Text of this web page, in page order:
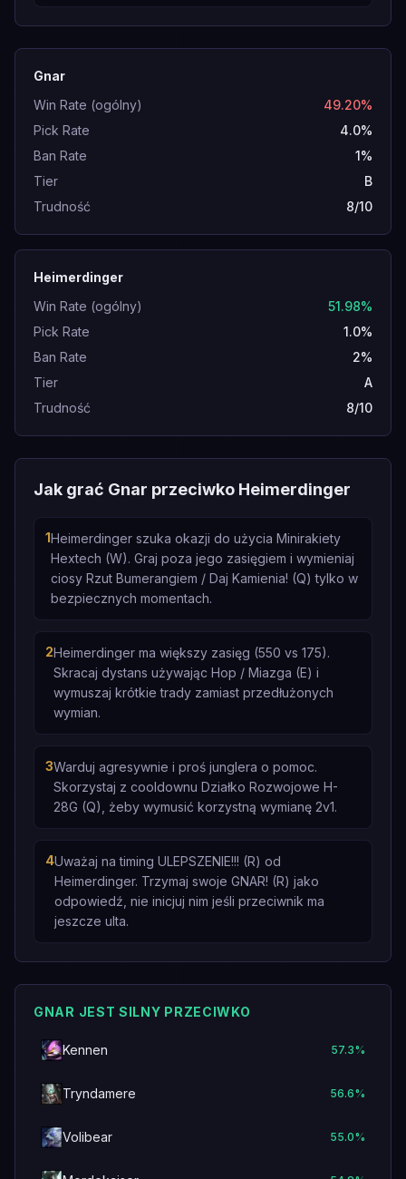
Gnar
Win Rate (ogólny)
49.20%
Pick Rate
4.0%
Ban Rate
1%
Tier
B
Trudność
8/10
Heimerdinger
Win Rate (ogólny)
51.98%
Pick Rate
1.0%
Ban Rate
2%
Tier
A
Trudność
8/10
Jak grać Gnar przeciwko Heimerdinger
1Heimerdinger szuka okazji do użycia Minirakiety
Hextech (W). Graj poza jego zasięgiem i wymieniaj
ciosy Rzut Bumerangiem / Daj Kamienia! (Q) tylko w
bezpiecznych momentach.
2Heimerdinger ma większy zasięg (550 vs 175).
Skracaj dystans używając Hop / Miazga (E) i
wymuszaj krótkie trady zamiast przedłużonych
wymian.
3Warduj agresywnie i proś junglera o pomoc.
Skorzystaj z cooldownu Działko Rozwojowe H-
28G (Q), żeby wymusić korzystną wymianę 2v1.
4Uważaj na timing ULEPSZENIE!!! (R) od
Heimerdinger. Trzymaj swoje GNAR! (R) jako
odpowiedź, nie inicjuj nim jeśli przeciwnik ma
jeszcze ulta.
GNAR JEST SILNY PRZECIWKO
Kennen 57.3%
Tryndamere 56.6%
Volibear 55.0%